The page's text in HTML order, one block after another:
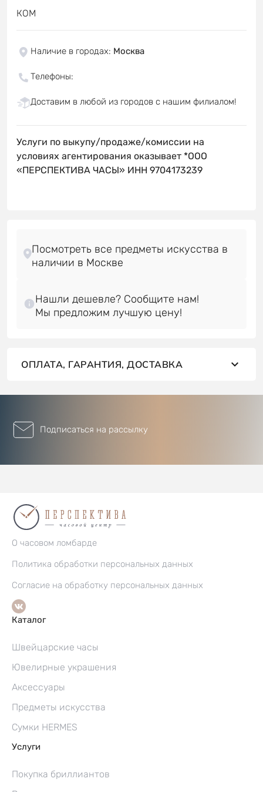
КОМ
Наличие в городах: Москва
Телефоны:
Доставим в любой из городов с нашим филиалом!
Услуги по выкупу/продаже/комиссии на
условиях агентирования оказывает *ООО
«ПЕРСПЕКТИВА ЧАСЫ» ИНН 9704173239
Посмотреть все предметы искусства в
Нашли дешевле? Сообщите нам!
ОПЛАТА, ГАРАНТИЯ, ДОСТАВКА
Подписаться на рассылку
О часовом ломбарде
Политика обработки персональных данных
Согласие на обработку персональных данных
Каталог
Швейцарские часы
Ювелирные украшения
Аксессуары
Предметы искусства
Сумки HERMES
Услуги
Покупка бриллиантов